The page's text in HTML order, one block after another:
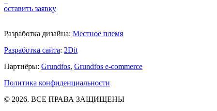
оставить заявку
Разработка дизайна: Местное племя
Разработка сайта: 2Dit
Партнёры: Grundfos, Grundfos e-commerce
Политика конфиденциальности
© 2026. ВСЕ ПРАВА ЗАЩИЩЕНЫ